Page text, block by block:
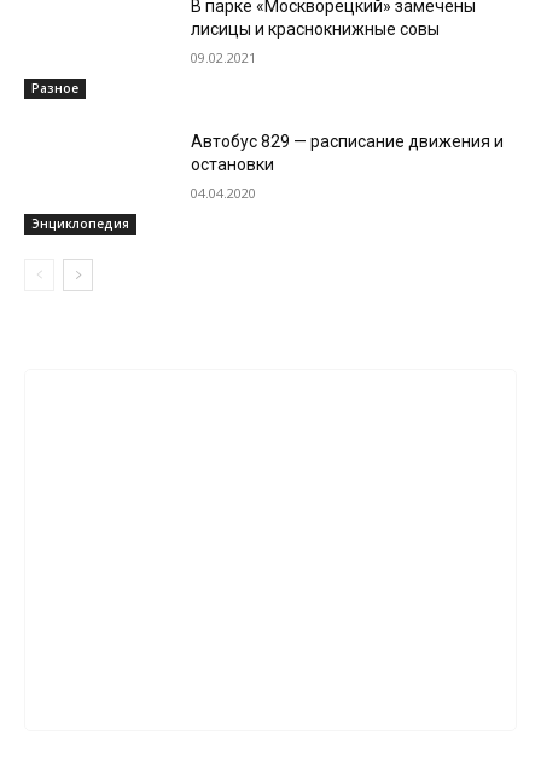
Разное
В парке «Москворецкий» замечены
лисицы и краснокнижные совы
09.02.2021
Энциклопедия
Автобус 829 — расписание движения и
остановки
04.04.2020